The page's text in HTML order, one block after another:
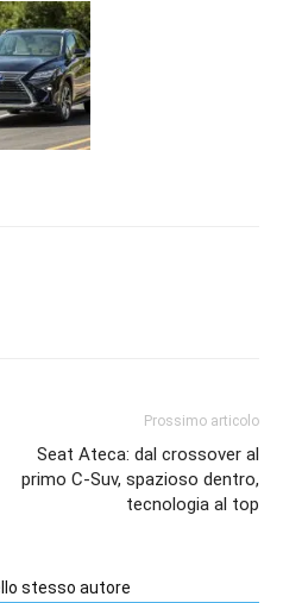
Prossimo articolo
Seat Ateca: dal crossover al
primo C-Suv, spazioso dentro,
tecnologia al top
stesso autore